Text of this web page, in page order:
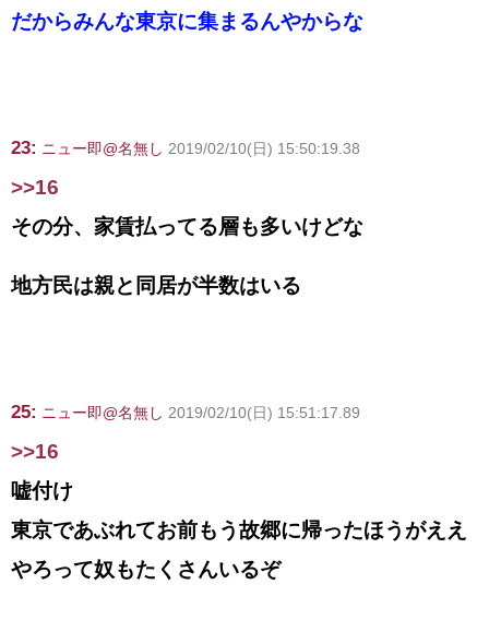
だからみんな東京に集まるんやからな
23: ニュー即@名無し 2019/02/10(日) 15:50:19.38
>>16
その分、家賃払ってる層も多いけどな
地方民は親と同居が半数はいる
25: ニュー即@名無し 2019/02/10(日) 15:51:17.89
>>16
嘘付け
東京であぶれてお前もう故郷に帰ったほうがええ
やろって奴もたくさんいるぞ